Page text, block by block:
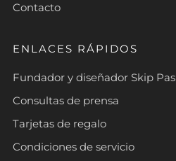
Contacto
ENLACES RÁPIDOS
Fundador y diseñador Skip Pas
Consultas de prensa
Tarjetas de regalo
Condiciones de servicio